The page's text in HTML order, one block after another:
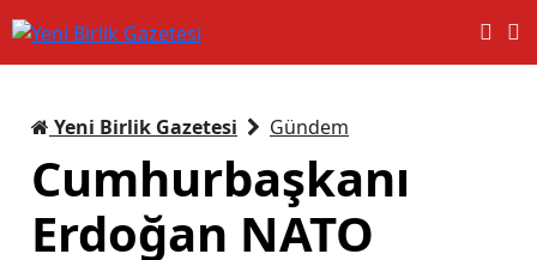
Yeni Birlik Gazetesi Gündem
Cumhurbaşkanı
Erdoğan NATO